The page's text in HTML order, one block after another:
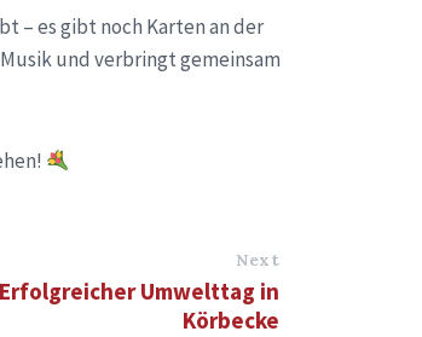
– es gibt noch Karten an der
und verbringt gemeinsam
Next
Erfolgreicher Umwelttag in
Körbecke